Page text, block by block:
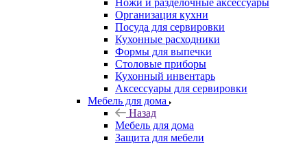
Ножи и разделочные аксессуары
Организация кухни
Посуда для сервировки
Кухонные расходники
Формы для выпечки
Столовые приборы
Кухонный инвентарь
Аксессуары для сервировки
Мебель для дома
Назад
Мебель для дома
Защита для мебели